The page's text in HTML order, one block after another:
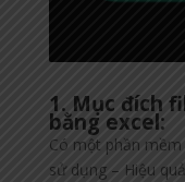
1. Mục đích
bằng excel:
Có một phần
sử dụng – Hiệu